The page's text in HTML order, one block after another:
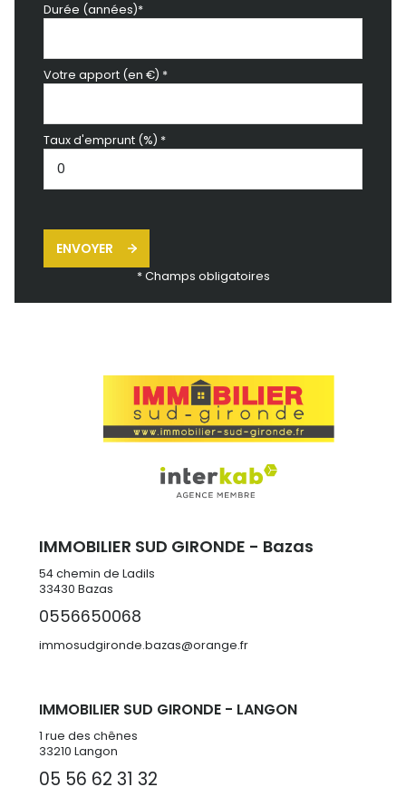
Durée (années)*
Votre apport (en €) *
Taux d'emprunt (%) *
ENVOYER
* Champs obligatoires
IMMOBILIER SUD GIRONDE - Bazas
54 chemin de Ladils
33430 Bazas
0556650068
immosudgironde.bazas@orange.fr
IMMOBILIER SUD GIRONDE - LANGON
1 rue des chênes
33210 Langon
05 56 62 31 32